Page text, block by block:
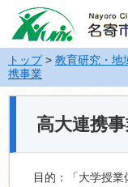
ナ
ビ
ゲ
ー
シ
ョ
トップ> 教育研究・地
携事業
高大連携
目的：「大学授業